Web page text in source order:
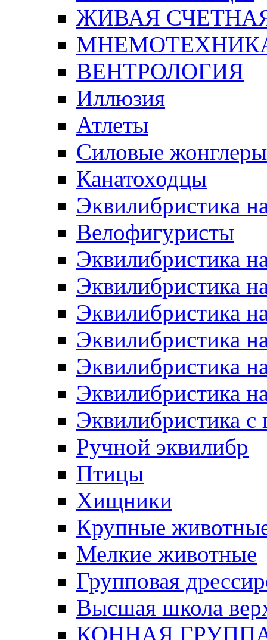
ЖИВАЯ
ВЕНТРОЛОГИЯ
Иллюзия
Атлеты
Силовые жонглеры
Канатоходцы
Эквилибристика
Велофигуристы
Эквилибристика
Эквилибристика
Эквилибристика
Эквилибристика
Эквилибристика
Эквилибристика
Эквилибристика
Ручной эквилибр
Птицы
Хищники
Крупные
Мелкие животные
Групповая
Высшая школа
КОННАЯ